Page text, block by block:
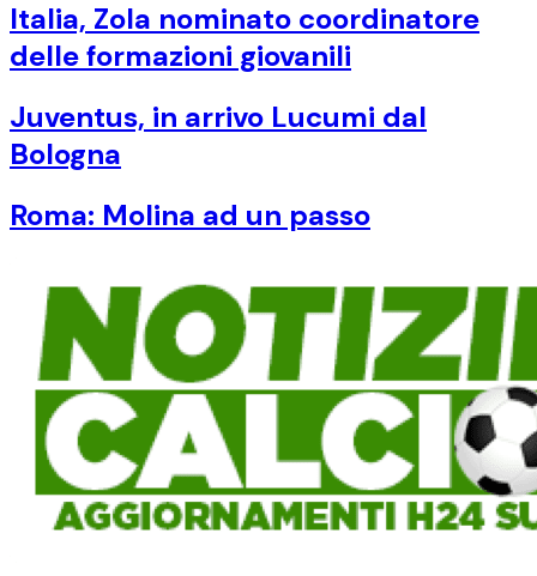
Italia, Zola nominato coordinatore
delle formazioni giovanili
Juventus, in arrivo Lucumi dal
Bologna
Roma: Molina ad un passo